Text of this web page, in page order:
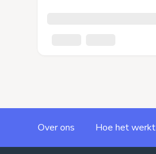
Over ons Hoe het werkt